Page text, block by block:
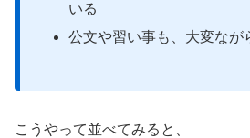
いる
公文や習い事も、大変なが
こうやって並べてみると、